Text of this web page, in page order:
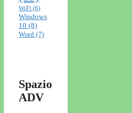
WiFi (6)
Windows
10 (8)
Word (7)
Spazio
ADV